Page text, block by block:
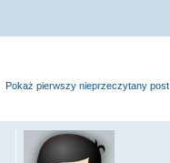
Pokaż pierwszy nieprzeczytany post